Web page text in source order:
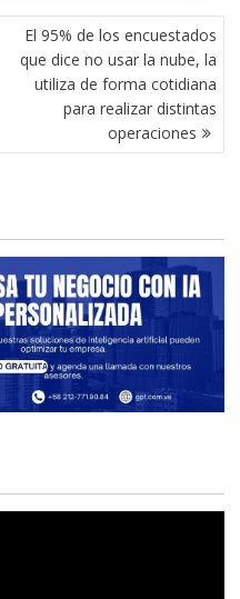
El 95% de los encuestados
que dice no usar la nube, la
utiliza de forma cotidiana
para realizar distintas
operaciones